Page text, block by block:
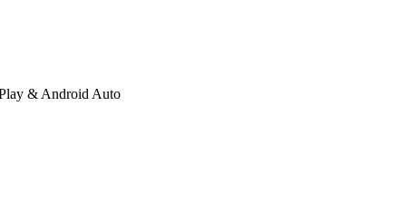
& Android Auto